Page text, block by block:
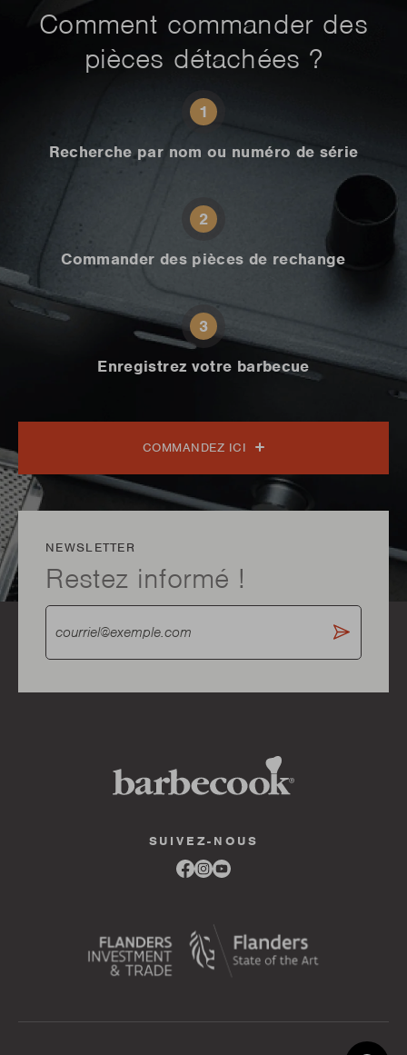
Comment commander des
pièces détachées ?
1
Recherche par nom ou numéro de série
2
Commander des pièces de rechange
3
Enregistrez votre barbecue
COMMANDEZ ICI
NEWSLETTER
Restez informé !
SUIVEZ-NOUS
Link
to
Link
to
Link